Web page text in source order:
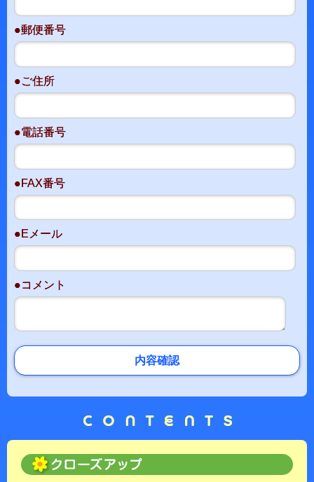
●郵便番号
●ご住所
●電話番号
●FAX番号
●Eメール
●コメント
内容確認